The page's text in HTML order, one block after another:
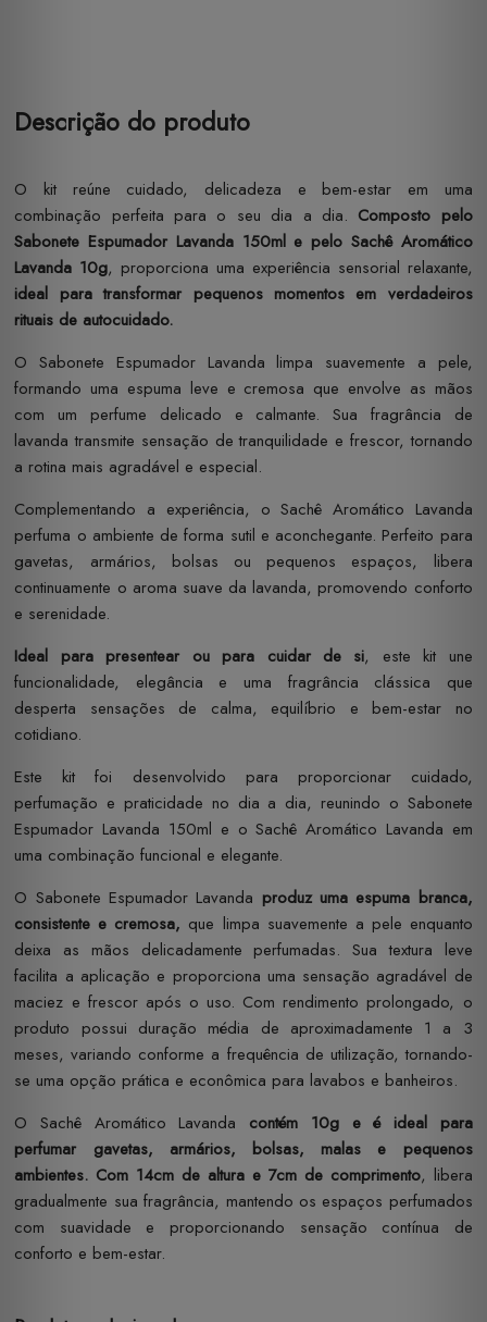
Descrição do produto
O kit reúne cuidado, delicadeza e bem-estar em uma
combinação perfeita para o seu dia a dia. Composto pelo
Sabonete Espumador Lavanda 150ml e pelo Sachê Aromático
Lavanda 10g, proporciona uma experiência sensorial relaxante,
ideal para transformar pequenos momentos em verdadeiros
rituais de autocuidado.
O Sabonete Espumador Lavanda limpa suavemente a pele,
formando uma espuma leve e cremosa que envolve as mãos
com um perfume delicado e calmante. Sua fragrância de
lavanda transmite sensação de tranquilidade e frescor, tornando
a rotina mais agradável e especial.
Complementando a experiência, o Sachê Aromático Lavanda
perfuma o ambiente de forma sutil e aconchegante. Perfeito para
gavetas, armários, bolsas ou pequenos espaços, libera
continuamente o aroma suave da lavanda, promovendo conforto
e serenidade.
Ideal para presentear ou para cuidar de si, este kit une
funcionalidade, elegância e uma fragrância clássica que
desperta sensações de calma, equilíbrio e bem-estar no
cotidiano.
Este kit foi desenvolvido para proporcionar cuidado,
perfumação e praticidade no dia a dia, reunindo o Sabonete
Espumador Lavanda 150ml e o Sachê Aromático Lavanda em
uma combinação funcional e elegante.
O Sabonete Espumador Lavanda produz uma espuma branca,
consistente e cremosa, que limpa suavemente a pele enquanto
deixa as mãos delicadamente perfumadas. Sua textura leve
facilita a aplicação e proporciona uma sensação agradável de
maciez e frescor após o uso. Com rendimento prolongado, o
produto possui duração média de aproximadamente 1 a 3
meses, variando conforme a frequência de utilização, tornando-
se uma opção prática e econômica para lavabos e banheiros.
O Sachê Aromático Lavanda contém 10g e é ideal para
perfumar gavetas, armários, bolsas, malas e pequenos
ambientes. Com 14cm de altura e 7cm de comprimento, libera
gradualmente sua fragrância, mantendo os espaços perfumados
com suavidade e proporcionando sensação contínua de
conforto e bem-estar.